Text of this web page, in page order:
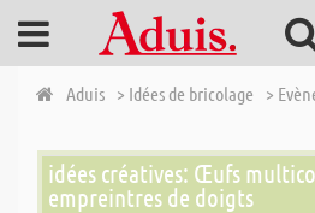
Aduis > Idées de bricolage >
idées créatives: Œufs
empreintres de doigts